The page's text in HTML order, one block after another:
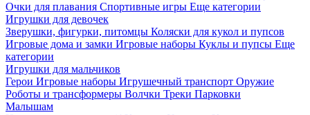
Очки для плавания Спортивные игры Еще категории
Игрушки для девочек
Зверушки, фигурки, питомцы Коляски для кукол и пупсов
Игровые дома и замки Игровые наборы Куклы и пупсы Еще
категории
Игрушки для мальчиков
Герои Игровые наборы Игрушечный транспорт Оружие
Роботы и трансформеры Волчки Треки Парковки
Малышам